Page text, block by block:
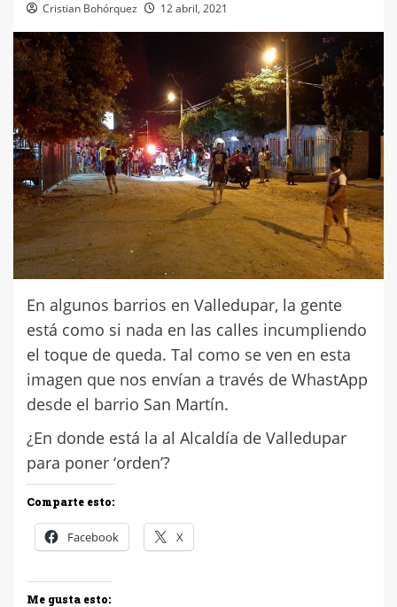
Cristian Bohórquez 12 abril, 2021
En algunos barrios en Valledupar, la gente
está como si nada en las calles incumpliendo
el toque de queda. Tal como se ven en esta
imagen que nos envían a través de WhastApp
desde el barrio San Martín.
¿En donde está la al Alcaldía de Valledupar
para poner ‘orden’?
Comparte esto:
Facebook X
Me gusta esto: